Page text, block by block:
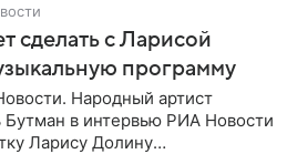
сделать с Ларисой
программу
Народный артист
в интервью РИА Новости
Ларису Долину